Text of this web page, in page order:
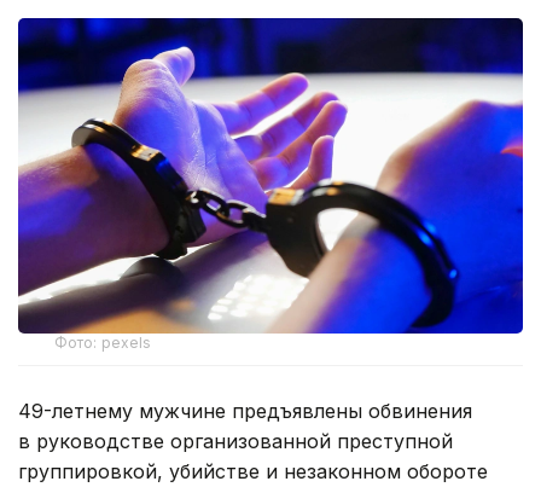
Фото: pexels
49-летнему мужчине предъявлены обвинения
в руководстве организованной преступной
группировкой, убийстве и незаконном обороте